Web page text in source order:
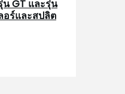
น GT และรุ่น
อร์และสปลิต